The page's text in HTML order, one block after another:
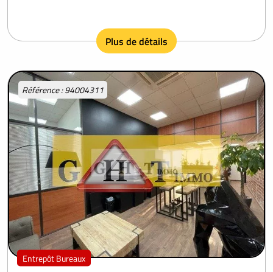
Plus de détails
Référence : 94004311
Entrepôt Bureaux